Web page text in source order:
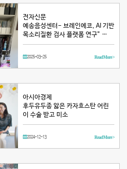
전자신문
예송음성센터- 브레인에코, AI 기반
목소리질환 검사 플랫폼 연구” …
2025-03-25 Read More >
아시아경제
후두유두종 앓은 카자흐스탄 어린
이 수술 받고 미소
2024-12-13 Read More >